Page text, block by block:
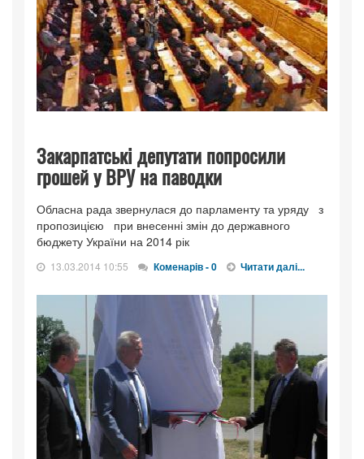
Закарпатські депутати попросили
грошей у ВРУ на паводки
Обласна рада звернулася до парламенту та уряду з
пропозицією при внесенні змін до державного
бюджету України на 2014 рік
13.03.2014 10:55 Коменарів - 0 Читати далі...